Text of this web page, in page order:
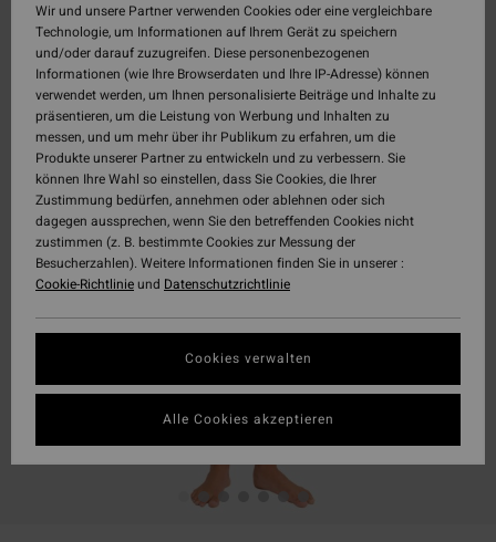
Wir und unsere Partner verwenden Cookies oder eine vergleichbare
Technologie, um Informationen auf Ihrem Gerät zu speichern
und/oder darauf zuzugreifen. Diese personenbezogenen
Informationen (wie Ihre Browserdaten und Ihre IP-Adresse) können
verwendet werden, um Ihnen personalisierte Beiträge und Inhalte zu
präsentieren, um die Leistung von Werbung und Inhalten zu
messen, und um mehr über ihr Publikum zu erfahren, um die
Produkte unserer Partner zu entwickeln und zu verbessern. Sie
können Ihre Wahl so einstellen, dass Sie Cookies, die Ihrer
Zustimmung bedürfen, annehmen oder ablehnen oder sich
dagegen aussprechen, wenn Sie den betreffenden Cookies nicht
zustimmen (z. B. bestimmte Cookies zur Messung der
Besucherzahlen). Weitere Informationen finden Sie in unserer :
Cookie-Richtlinieund Datenschutzrichtlinie
Cookies verwalten
Alle Cookies akzeptieren